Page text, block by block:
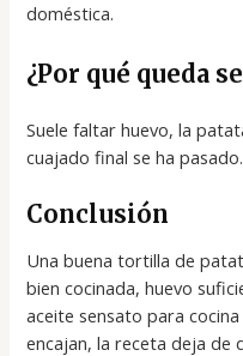
doméstica.
¿Por qué queda
Suele faltar huevo, la
cuajado final se ha pasado.
Conclusión
Una buena tortilla de
bien cocinada, huevo
aceite sensato para
encajan, la receta deja de